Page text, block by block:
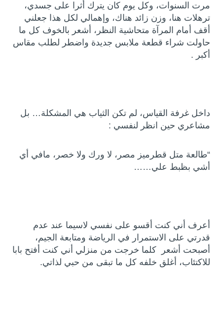
مرت السنوات، وكل يوم كان يترك أثرا على جسدي،
ترهلات هنا، وزن زائد هناك، وإهمالي لكل هذا جعلني
أقف أمام المرآة متحاشية النظر، أشعر بالخوف كل ما
حاولت شراء قطعة ملابس جديدة واضطر لطلب مقاس
أكبر .
داخل غرفة القياس، لم تكن الثياب هي المشكلة… بل
مشاعري حين انظر لنفسي :
“طالعة متل قطرميز مصر، لا ورك ولا خصر، مافي أي
أشي بظبط علي……
أعرف أني كنت أقسو على نفسي لاسيما عند عدم
قدرتي على الاستمرار في الرياضة ومتابعة الجيم،
أصبحت أشعر كلما خرجت من منزلي أني كنت أفتح بابا
للاكتئاب، أغلق خلفه كل ما تبقى من حبي لذاتي.